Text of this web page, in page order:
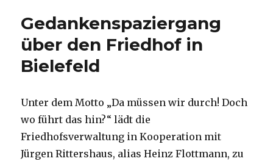
Gedankenspaziergang
über den Friedhof in
Bielefeld
Unter dem Motto „Da müssen wir durch! Doch
wo führt das hin?“ lädt die
Friedhofsverwaltung in Kooperation mit
Jürgen Rittershaus, alias Heinz Flottmann, zu